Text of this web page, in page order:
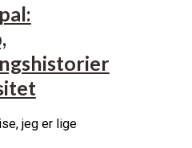
jeg er lige